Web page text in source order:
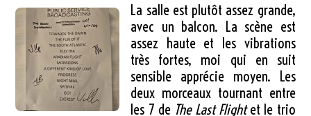
La salle est plutôt assez grande,
avec un balcon. La scène est
assez haute et les vibrations
très fortes, moi qui en suit
sensible apprécie moyen. Les
deux morceaux tournant entre
les 7 de The Last Flightet le trio